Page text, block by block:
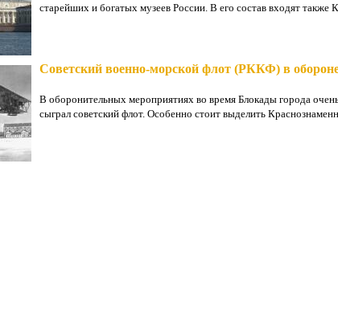
старейших и богатых музеев России. В его состав входят также
Советский военно-морской флот (РККФ) в
В оборонительных мероприятиях во время Блокады города
сыграл советский флот. Особенно стоит выделить